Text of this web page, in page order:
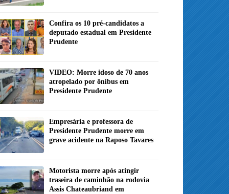
Confira os 10 pré-candidatos a
deputado estadual em Presidente
Prudente
VIDEO: Morre idoso de 70 anos
atropelado por ônibus em
Presidente Prudente
Empresária e professora de
Presidente Prudente morre em
grave acidente na Raposo Tavares
Motorista morre após atingir
traseira de caminhão na rodovia
Assis Chateaubriand em